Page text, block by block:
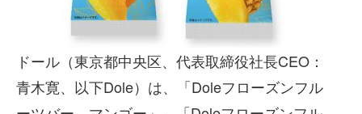
ドール（東京都中央区、代表取締役社長CEO：
青木寛、以下Dole）は、「Doleフローズンフル